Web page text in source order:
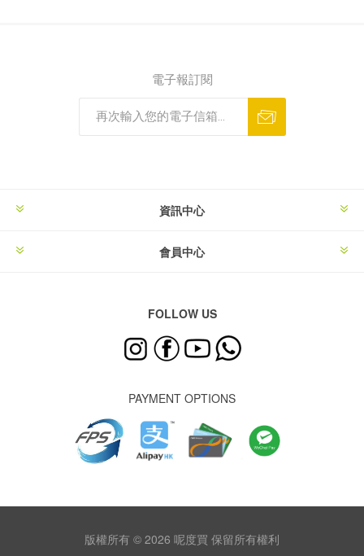
電子報訂閱
資訊中心
會員中心
FOLLOW US
PAYMENT OPTIONS
版權所有 © 2026 呢度買 保留所有權利